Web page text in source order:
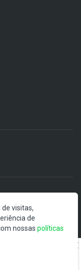
jornalístico, que
Nossas
como boletins
como uma
visitas,
de
nossas políticas